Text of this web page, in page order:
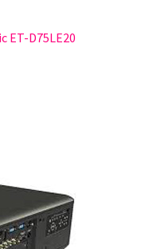
ET-D75LE20